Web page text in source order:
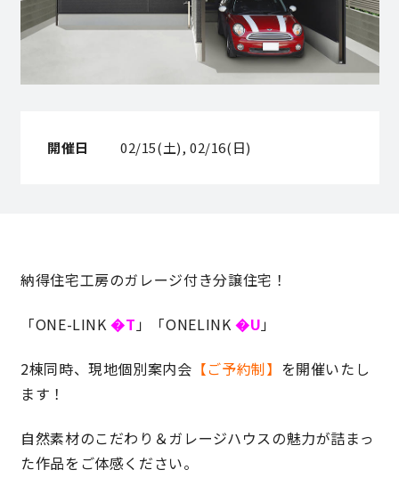
来店・見学予約
OWNER’S SITE オーナーズサイト
nattokuグループコーポレートサイト
身体に優しい自然素材の家
耐震等級3 & 許容応力度計算 全棟標準
開催日 02/15(土), 02/16(日)
納得住宅工房のガレージ付き分譲住宅！
「ONE-LINK�T 」「ONELINK�U 」
2棟同時、現地個別案内会 【ご予約制】 を開催いたし
ます！
自然素材のこだわり＆ガレージハウスの魅力が詰まっ
た作品をご体感ください。